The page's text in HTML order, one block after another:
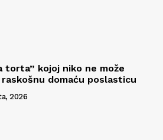
torta” kojoj niko ne može
domaću poslasticu
2026